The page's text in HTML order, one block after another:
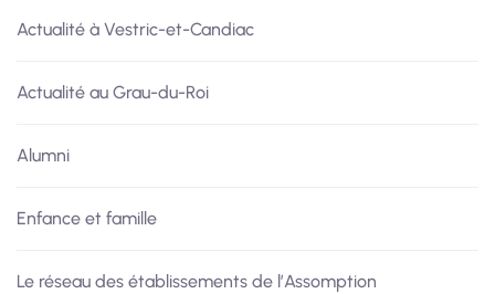
Actualité à Vestric-et-Candiac
Actualité au Grau-du-Roi
Alumni
Enfance et famille
Le réseau des établissements de l’Assomption